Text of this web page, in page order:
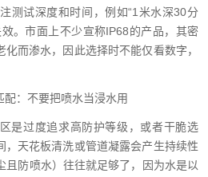
测试深度和时间，例如“1米水深30分
。市面上不少宣称IP68的产品，其密
而渗水，因此选择时不能仅看数字，
：不要把喷水当浸水用
是过度追求高防护等级，或者干脆选
，天花板清洗或管道凝露会产生持续性
且防喷水）往往就足够了，因为水是以